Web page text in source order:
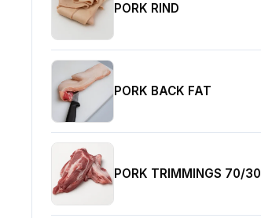
PORK RIND
PORK BACK FAT
PORK TRIMMINGS 70/30